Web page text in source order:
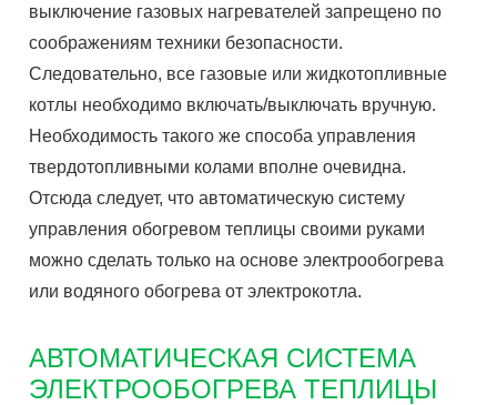
выключение газовых нагревателей запрещено по
соображениям техники безопасности.
Следовательно, все газовые или жидкотопливные
котлы необходимо включать/выключать вручную.
Необходимость такого же способа управления
твердотопливными колами вполне очевидна.
Отсюда следует, что автоматическую систему
управления обогревом теплицы своими руками
можно сделать только на основе электрообогрева
или водяного обогрева от электрокотла.
АВТОМАТИЧЕСКАЯ СИСТЕМА
ЭЛЕКТРООБОГРЕВА ТЕПЛИЦЫ